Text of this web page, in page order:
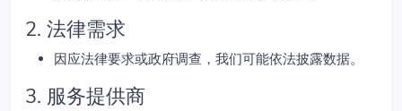
2. 法律需求
因应法律要求或政府调查，我们可能依法披露数据。
3. 服务提供商